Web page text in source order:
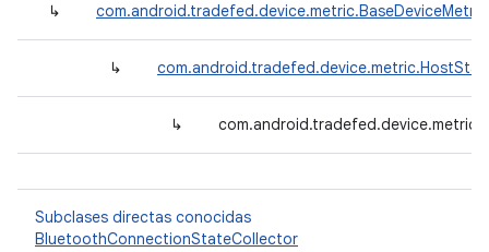
↳
↳
↳
Subclases directas conocidas
BluetoothConnectionStateCollector